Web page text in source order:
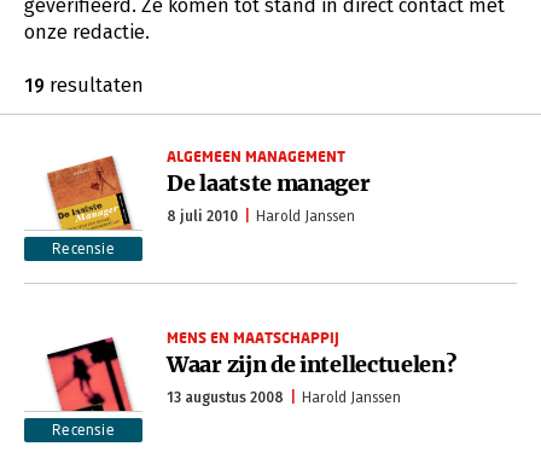
geverifieerd. Ze komen tot stand in direct contact met
onze redactie.
19 resultaten
Recensie
ALGEMEEN MANAGEMENT
De laatste manager
8 juli 2010 Harold Janssen
Recensie
MENS EN MAATSCHAPPIJ
Waar zijn de intellectuelen?
13 augustus 2008 Harold Janssen